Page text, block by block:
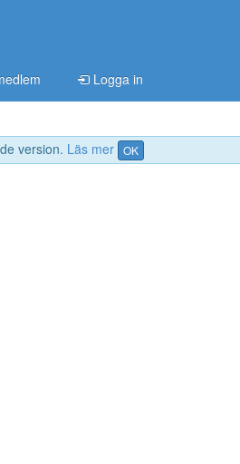
version. Läs mer OK
Logga in